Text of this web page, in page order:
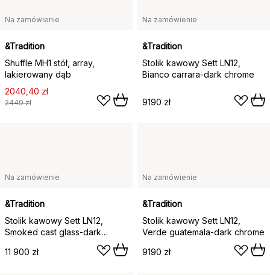
Na zamówienie
&Tradition
Shuffle MH1 stół, array,
lakierowany dąb
2040,40 zł
2449 zł
Na zamówienie
&Tradition
Stolik kawowy Sett LN12,
Bianco carrara-dark chrome
9190 zł
Na zamówienie
&Tradition
Stolik kawowy Sett LN12,
Smoked cast glass-dark
11 900 zł
Na zamówienie
&Tradition
Stolik kawowy Sett LN12,
Verde guatemala-dark chrome
9190 zł